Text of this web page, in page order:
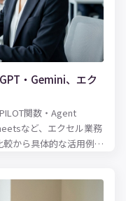
・Gemini、エク
関数・Agent
など、エクセル業務
から具体的な活用例ま